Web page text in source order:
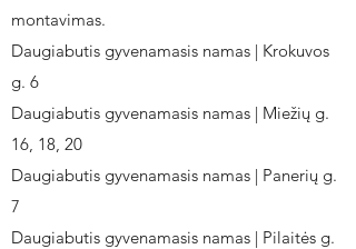
montavimas.
Daugiabutis gyvenamasis namas | Krokuvos
g. 6
Daugiabutis gyvenamasis namas | Miežių g.
16, 18, 20
Daugiabutis gyvenamasis namas | Panerių g.
7
Daugiabutis gyvenamasis namas | Pilaitės g.